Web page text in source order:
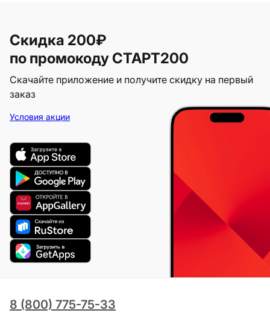
Скидка 200₽
по промокоду СТАРТ200
Скачайте приложение и получите скидку на первый
заказ
Условия акции
8 (800) 775-75-33